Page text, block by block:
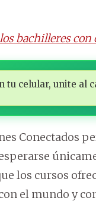
bachilleres
tu celular, unite al
Conectados
los cursos
el mundo y